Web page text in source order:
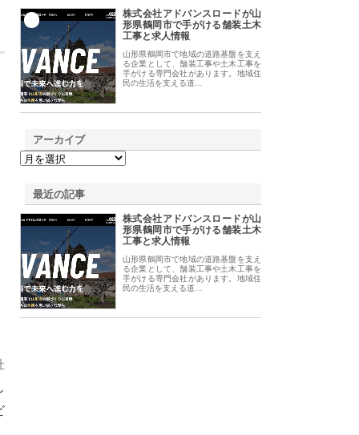
株式会社アドバンスロードが山
形県鶴岡市で手がける舗装土木
工事と求人情報
山形県鶴岡市で地域の道路基盤を支え
る企業として、舗装工事や土木工事を
手がける専門会社があります。地域住
民の生活を支える道…
アーカイブ
最近の記事
株式会社アドバンスロードが山
形県鶴岡市で手がける舗装土木
工事と求人情報
山形県鶴岡市で地域の道路基盤を支え
る企業として、舗装工事や土木工事を
手がける専門会社があります。地域住
民の生活を支える道…